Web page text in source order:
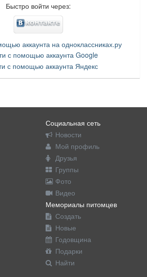
Быстро войти через:
Социальная сеть
Новости
Мой профиль
Друзья
Группы
Фото
Видео
Мемориалы питомцев
Создать
Новые
Годовщина
Подарки
Найти